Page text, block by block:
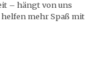
– hängt von uns
mehr Spaß mit